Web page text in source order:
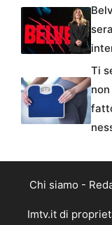
Ti
Chi siamo -
Imtv.it di